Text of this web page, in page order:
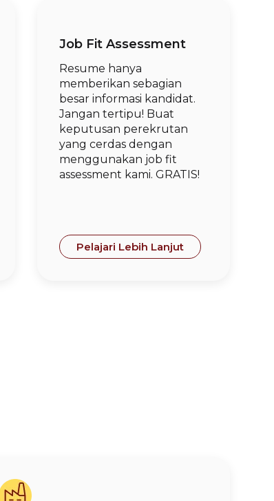
Job Fit Assessment
Resume hanya
memberikan sebagian
besar informasi kandidat.
Jangan tertipu! Buat
keputusan perekrutan
yang cerdas dengan
menggunakan job fit
assessment kami. GRATIS!
Pelajari Lebih Lanjut